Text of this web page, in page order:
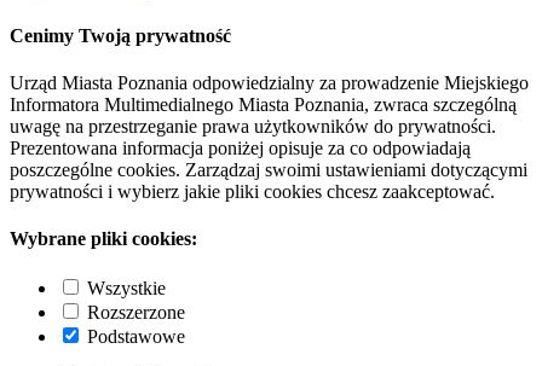
Cenimy Twoją prywatność
Urząd Miasta Poznania odpowiedzialny za prowadzenie Miejskiego
Informatora Multimedialnego Miasta Poznania, zwraca szczególną
uwagę na przestrzeganie prawa użytkowników do prywatności.
Prezentowana informacja poniżej opisuje za co odpowiadają
poszczególne cookies. Zarządzaj swoimi ustawieniami dotyczącymi
prywatności i wybierz jakie pliki cookies chcesz zaakceptować.
Wybrane pliki cookies:
Wszystkie
Rozszerzone
Podstawowe